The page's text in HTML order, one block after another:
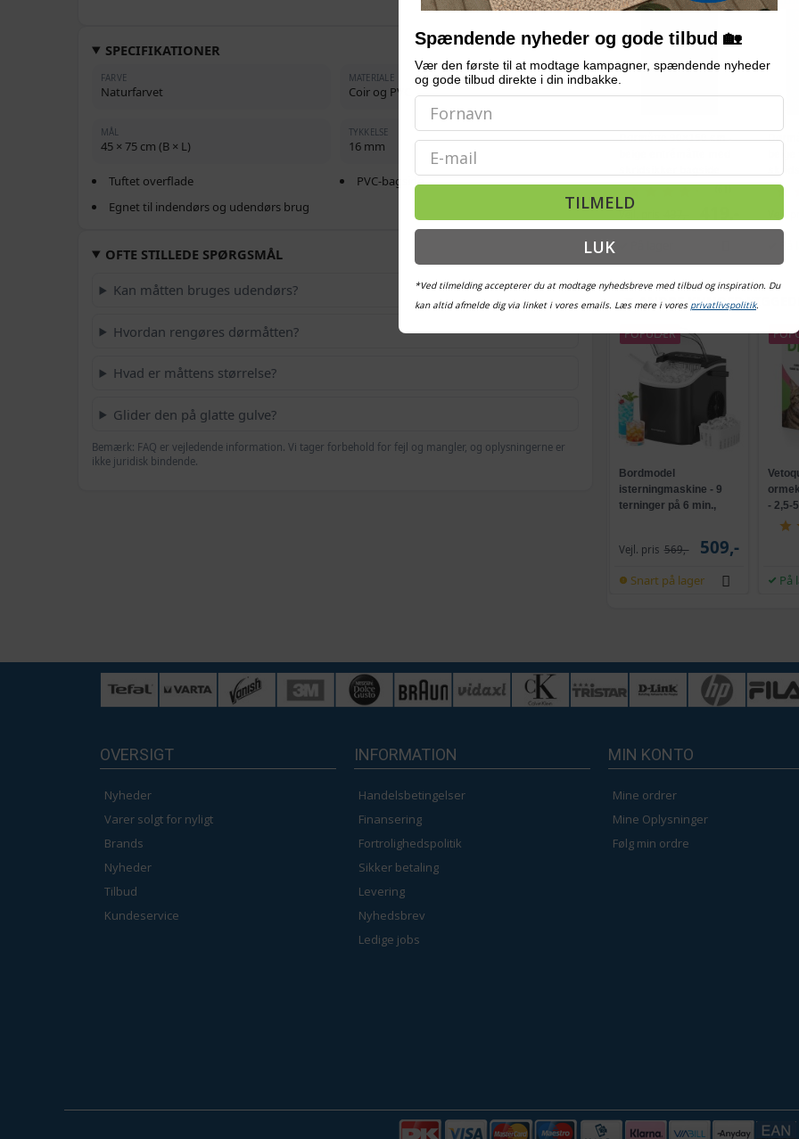
SPECIFIKATIONER
FARVE
Naturfarvet
MATERIALE
Coir og PVC
MÅL
45 × 75 cm (B × L)
TYKKELSE
16 mm
Tuftet overflade
PVC-bagside
Egnet til indendørs og udendørs brug
OFTE STILLEDE SPØRGSMÅL
Kan måtten bruges udendørs?
Hvordan rengøres dørmåtten?
Hvad er måttens størrelse?
Glider den på glatte gulve?
Bemærk: FAQ er vejledende information. Vi tager forbehold for fejl og mangler, og oplysningerne er
ikke juridisk bindende.
Dørmåtte 90×150 cm -
Vejl.
ANDRE KUNDER
POPULÆR
Bordmodel
isterningmaskine - 9
terninger på 6 min.,
Vejl. pris 569,- 509,-
Snart på lager
- 2,5-
På
OVERSIGT
Nyheder
Varer solgt for nyligt
Brands
Nyheder
Tilbud
Kundeservice
INFORMATION
Handelsbetingelser
Finansering
Fortrolighedspolitik
Sikker betaling
Levering
Nyhedsbrev
Ledige jobs
MIN KONTO
Mine ordrer
Mine Oplysninger
Følg min ordre
Spændende nyheder og gode tilbud 🏡
Vær den første til at modtage kampagner, spændende nyheder
og gode tilbud direkte i din indbakke.
Email
TILMELD
LUK
*Ved tilmelding accepterer du at modtage nyhedsbreve med tilbud og inspiration. Du
kan altid afmelde dig via linket i vores emails. Læs mere i vores privatlivspolitik.